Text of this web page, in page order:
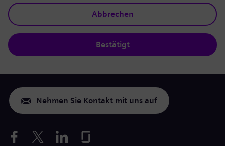
Abbrechen
Bestätigt
Nehmen Sie Kontakt mit uns auf